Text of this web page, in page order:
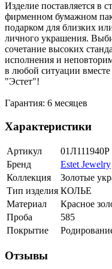
Изделие поставляется в
фирменном бумажном
подарком для близких
личного украшения.
сочетание высоких
исполнения и
в любой ситуации
"Эстет"!
Гарантия: 6 месяцев
Характеристики
Артикул
01Л111940Р
Бренд
Estet Jewelry
Коллекция
Золотые
Тип изделия КОЛЬЕ
Материал
Красное
Проба
585
Покрытие
Отзывы